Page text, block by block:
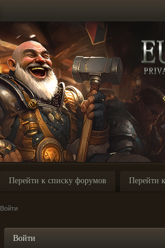
Перейти к списку форумов Перейти
Войти
Войти